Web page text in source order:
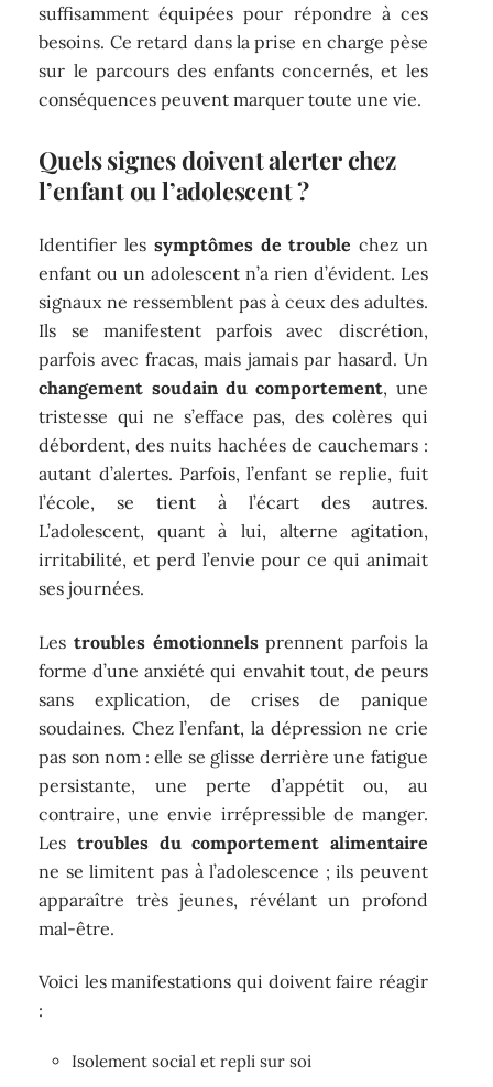
suffisamment équipées pour répondre à ces
besoins. Ce retard dans la prise en charge pèse
sur le parcours des enfants concernés, et les
conséquences peuvent marquer toute une vie.
Quels signes doivent alerter chez
l’enfant ou l’adolescent ?
Identifier les symptômes de trouble chez un
enfant ou un adolescent n’a rien d’évident. Les
signaux ne ressemblent pas à ceux des adultes.
Ils se manifestent parfois avec discrétion,
parfois avec fracas, mais jamais par hasard. Un
changement soudain du comportement, une
tristesse qui ne s’efface pas, des colères qui
débordent, des nuits hachées de cauchemars :
autant d’alertes. Parfois, l’enfant se replie, fuit
l’école, se tient à l’écart des autres.
L’adolescent, quant à lui, alterne agitation,
irritabilité, et perd l’envie pour ce qui animait
ses journées.
Lestroubles émotionnelsprennent parfois la
forme d’une anxiété qui envahit tout, de peurs
sans explication, de crises de panique
soudaines. Chez l’enfant, la dépression ne crie
pas son nom : elle se glisse derrière une fatigue
persistante, une perte d’appétit ou, au
contraire, une envie irrépressible de manger.
Les troubles du comportement alimentaire
ne se limitent pas à l’adolescence ; ils peuvent
apparaître très jeunes, révélant un profond
mal-être.
Voici les manifestations qui doivent faire réagir
:
Isolement social et repli sur soi